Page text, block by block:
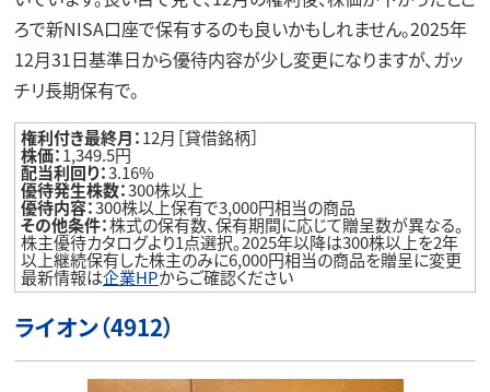
ろで新NISA口座で保有するのも良いかもしれません。2025年
12月31日基準日から優待内容が少し変更になりますが、ガッ
チリ長期保有で。
権利付き最終月：12月［貸借銘柄］
株価：1,349.5円
配当利回り：3.16%
優待発生株数：300株以上
優待内容：300株以上保有で3,000円相当の商品
その他条件：株式の保有数、保有期間に応じて贈呈数が異なる。
株主優待カタログより1点選択。2025年以降は300株以上を2年
以上継続保有した株主のみに6,000円相当の商品を贈呈に変更
最新情報は企業HPからご確認ください
ライオン（4912）